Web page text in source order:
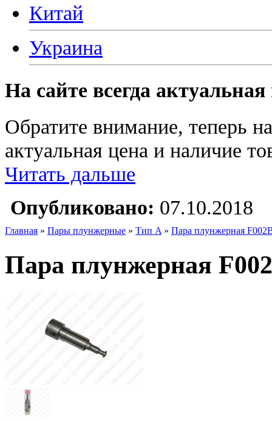
Китай
Украина
На сайте всегда
Обратите внимание, теперь
актуальная цена и наличие
Читать дальше
Опубликовано: 07.10.2018
Главная » Пары плунжерные » Тип A » Пара плунжерная
Пара плунжерная